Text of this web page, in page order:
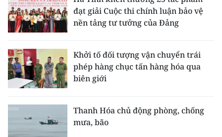
đạt giải Cuộc thi chính luận bảo vệ
nền tảng tư tưởng của Đảng
Khởi tố đối tượng vận chuyển trái
phép hàng chục tấn hàng hóa qua
biên giới
Thanh Hóa chủ động phòng, chống
mưa, bão